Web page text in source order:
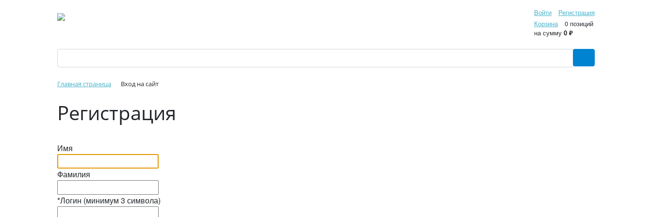
Войти
Регистрация
Корзина
0 позиций
на сумму 0 ₽
Главная страница Вход на сайт
Регистрация
Имя
Фамилия
*Логин (минимум 3 символа)